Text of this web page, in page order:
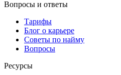
Вопросы и ответы
Тарифы
Блог о карьере
Советы по найму
Вопросы
Ресурсы